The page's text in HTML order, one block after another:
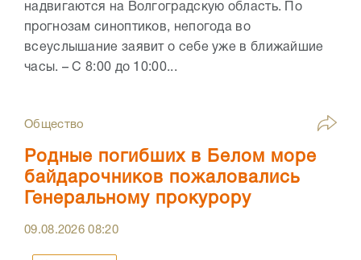
надвигаются на Волгоградскую область. По
прогнозам синоптиков, непогода во
всеуслышание заявит о себе уже в ближайшие
часы. – С 8:00 до 10:00...
Общество
Родные погибших в Белом море
байдарочников пожаловались
Генеральному прокурору
09.08.202608:20